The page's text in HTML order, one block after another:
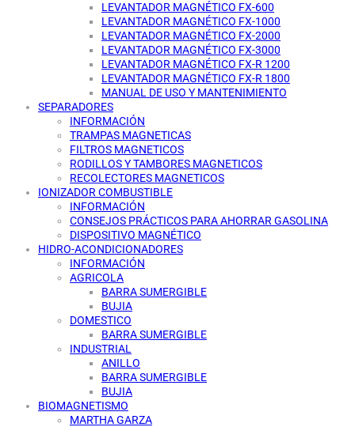
LEVANTADOR MAGNÉTICO FX-600
LEVANTADOR MAGNÉTICO FX-1000
LEVANTADOR MAGNÉTICO FX-2000
LEVANTADOR MAGNÉTICO FX-3000
LEVANTADOR MAGNÉTICO FX-R 1200
LEVANTADOR MAGNÉTICO FX-R 1800
MANUAL DE USO Y MANTENIMIENTO
SEPARADORES
INFORMACIÓN
TRAMPAS MAGNETICAS
FILTROS MAGNETICOS
RODILLOS Y TAMBORES MAGNETICOS
RECOLECTORES MAGNETICOS
IONIZADOR COMBUSTIBLE
INFORMACIÓN
CONSEJOS PRÁCTICOS PARA AHORRAR GASOLINA
DISPOSITIVO MAGNÉTICO
HIDRO-ACONDICIONADORES
INFORMACIÓN
AGRICOLA
BARRA SUMERGIBLE
BUJIA
DOMESTICO
BARRA SUMERGIBLE
INDUSTRIAL
ANILLO
BARRA SUMERGIBLE
BUJIA
BIOMAGNETISMO
MARTHA GARZA